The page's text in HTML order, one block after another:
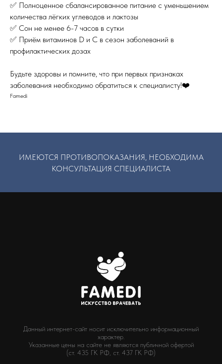
✅ Полноценное сбалансированное питание с уменьшением
количества лёгких углеводов и лактозы
✅ Сон не менее 6-7 часов в сутки
✅ Приём витаминов D и С в сезон заболеваний в
профилактических дозах
Будьте здоровы и помните, что при первых признаках
заболевания необходимо обратиться к специалисту!❤️
Famedi
ИМЕЮТСЯ ПРОТИВОПОКАЗАНИЯ, НЕОБХОДИМА
КОНСУЛЬТАЦИЯ СПЕЦИАЛИСТА
Данный интернет-сайт носит исключительно информационный
характер.
Указанные цены на сайте не являются публичной офертой
(ст. 435 ГК РФ, cт. 437 ГК РФ)